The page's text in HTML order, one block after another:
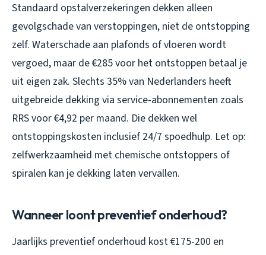
Standaard opstalverzekeringen dekken alleen
gevolgschade van verstoppingen, niet de ontstopping
zelf. Waterschade aan plafonds of vloeren wordt
vergoed, maar de €285 voor het ontstoppen betaal je
uit eigen zak. Slechts 35% van Nederlanders heeft
uitgebreide dekking via service-abonnementen zoals
RRS voor €4,92 per maand. Die dekken wel
ontstoppingskosten inclusief 24/7 spoedhulp. Let op:
zelfwerkzaamheid met chemische ontstoppers of
spiralen kan je dekking laten vervallen.
Wanneer loont preventief onderhoud?
Jaarlijks preventief onderhoud kost €175-200 en